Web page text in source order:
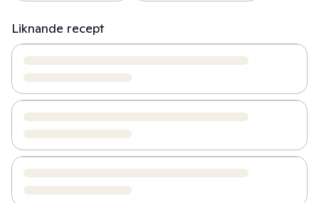
Liknande recept